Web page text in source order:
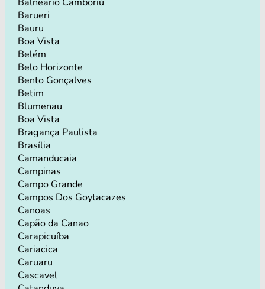
Barueri
Bauru
Boa Vista
Belém
Belo Horizonte
Bento Gonçalves
Betim
Blumenau
Boa Vista
Bragança Paulista
Brasília
Camanducaia
Campinas
Campo Grande
Campos Dos Goytacazes
Canoas
Capão da Canao
Carapicuíba
Cariacica
Caruaru
Cascavel